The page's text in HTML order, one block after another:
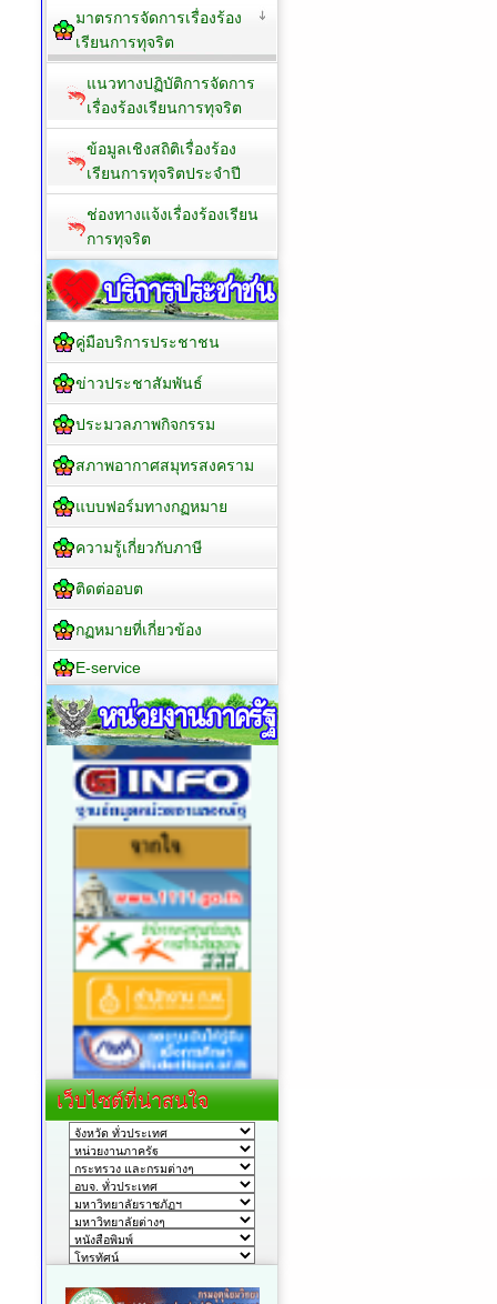
มาตรการจัดการเรื่องร้อง
เรียนการทุจริต
แนวทางปฏิบัติการจัดการ
เรื่องร้องเรียนการทุจริต
ข้อมูลเชิงสถิติเรื่องร้อง
เรียนการทุจริตประจำปี
ช่องทางแจ้งเรื่องร้องเรียน
การทุจริต
คู่มือบริการประชาชน
ข่าวประชาสัมพันธ์
ประมวลภาพกิจกรรม
สภาพอากาศสมุทรสงคราม
แบบฟอร์มทางกฏหมาย
ความรู้เกี่ยวกับภาษี
ติดต่ออบต
กฏหมายที่เกี่ยวข้อง
E-service
เว็บไซต์ที่น่าสนใจ